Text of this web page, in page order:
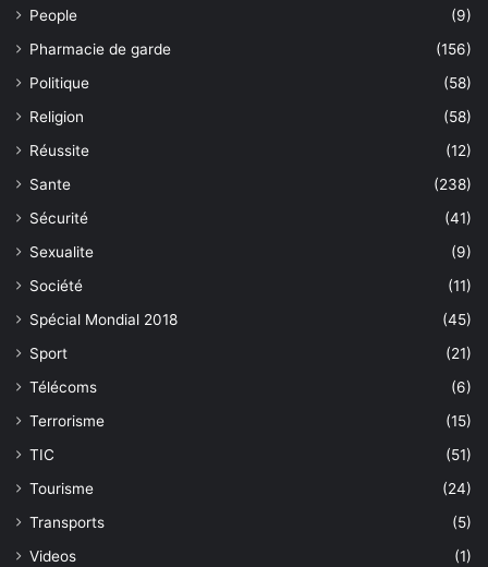
People
(9)
Pharmacie de garde
(156)
Politique
(58)
Religion
(58)
Réussite
(12)
Sante
(238)
Sécurité
(41)
Sexualite
(9)
Société
(11)
Spécial Mondial 2018
(45)
Sport
(21)
Télécoms
(6)
Terrorisme
(15)
TIC
(51)
Tourisme
(24)
Transports
(5)
Videos
(1)